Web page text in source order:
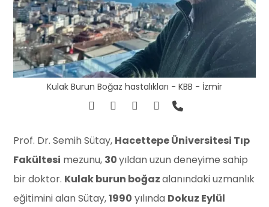
Kulak Burun Boğaz hastalıkları - KBB - İzmir
Prof. Dr. Semih Sütay, Hacettepe Üniversitesi Tıp
Fakültesi mezunu, 30yıldan uzun deneyime sahip
bir doktor. Kulak burun boğazalanındaki uzmanlık
eğitimini alan Sütay,1990 yılında Dokuz Eylül